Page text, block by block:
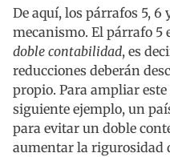
De aquí, los párrafos 5, 6
mecanismo. El párrafo 5
doble contabilidad, es
reducciones deberán
propio. Para ampliar
siguiente ejemplo, un
para evitar un doble
aumentar la rigurosidad